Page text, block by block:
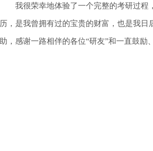
我很荣幸地体验了一个完整的考研过程
历，是我曾拥有过的宝贵的财富，也是我
助，感谢一路相伴的各位“研友”和一直鼓励